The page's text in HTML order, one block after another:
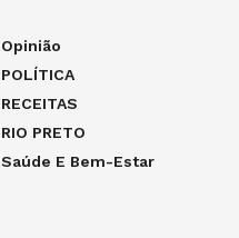
Opinião
POLÍTICA
RECEITAS
RIO PRETO
Saúde E Bem-Estar